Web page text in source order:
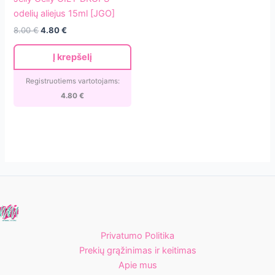
OILY
DROPS
odelių
aliejus
[JGO]
odelių aliejus 15ml [JGO]
8.00€Original
8.00 €.
4.80€
4.80 €.
Į krepšelį
Registruotiems vartotojams:
4.80€
Privatumo Politika
Prekių grąžinimas ir keitimas
Apie mus